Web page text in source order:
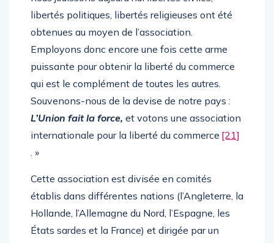
libertés politiques, libertés religieuses ont été
obtenues au moyen de l’association.
Employons donc encore une fois cette arme
puissante pour obtenir la liberté du commerce
qui est le complément de toutes les autres.
Souvenons-nous de la devise de notre pays :
L’Union fait la force, et votons une association
internationale pour la liberté du commerce [21]
. »
Cette association est divisée en comités
établis dans différentes nations (l’Angleterre, la
Hollande, l’Allemagne du Nord, l’Espagne, les
États sardes et la France) et dirigée par un